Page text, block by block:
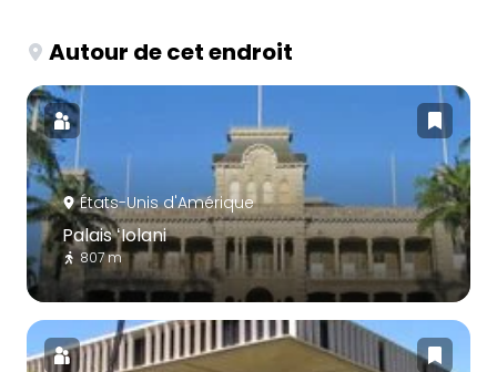
Autour de cet endroit
États-Unis d'Amérique
Palais ʻIolani
807 m